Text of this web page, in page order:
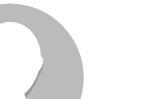
РУКОПИСЬ
БАЗА ЗНАНИЙ
СЛОВА